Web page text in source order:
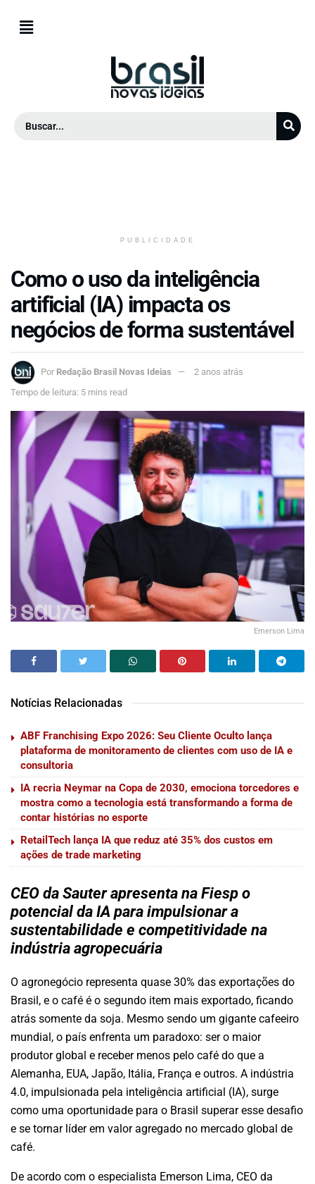
PUBLICIDADE
Como o uso da inteligência
artificial (IA) impacta os
negócios de forma sustentável
Por Redação Brasil Novas Ideias
2 anos atrás
Tempo de leitura: 5 mins read
Emerson Lima
Notícias Relacionadas
ABF Franchising Expo 2026: Seu Cliente Oculto lança
plataforma de monitoramento de clientes com uso de IA e
consultoria
IA recria Neymar na Copa de 2030, emociona torcedores e
mostra como a tecnologia está transformando a forma de
contar histórias no esporte
RetailTech lança IA que reduz até 35% dos custos em
ações de trade marketing
CEO da Sauter apresenta na Fiesp o
potencial da IA para impulsionar a
sustentabilidade e competitividade na
indústria agropecuária
O agronegócio representa quase 30% das exportações do
Brasil, e o café é o segundo item mais exportado, ficando
atrás somente da soja. Mesmo sendo um gigante cafeeiro
mundial, o país enfrenta um paradoxo: ser o maior
produtor global e receber menos pelo café do que a
Alemanha, EUA, Japão, Itália, França e outros. A indústria
4.0, impulsionada pela inteligência artificial (IA), surge
como uma oportunidade para o Brasil superar esse desafio
e se tornar líder em valor agregado no mercado global de
café.
De acordo com o especialista Emerson Lima, CEO da